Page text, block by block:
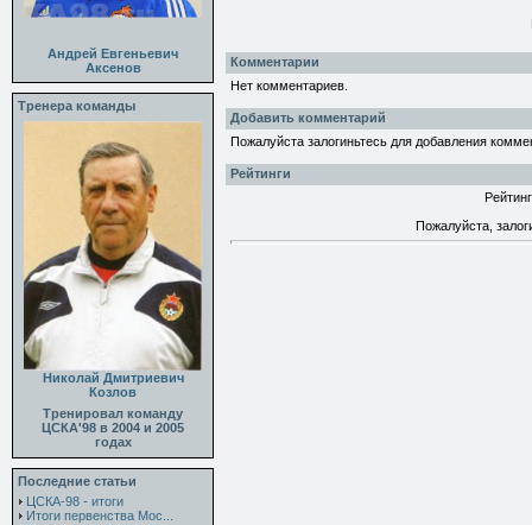
Андрей Евгеньевич
Аксенов
Тренера команды
Николай Дмитриевич
Козлов
Тренировал команду
ЦСКА'98 в 2004 и 2005
годах
Последние статьи
ЦСКА-98 - итоги
Итоги первенства Мос...
Комментарии
Нет комментариев.
Добавить комментарий
Пожалуйста залогиньтесь для добавления
Рейтинги
Пожалуйста,